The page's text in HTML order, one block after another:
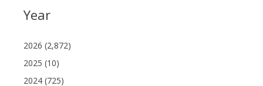
Year
2026 (2,872)
2025 (10)
2024 (725)